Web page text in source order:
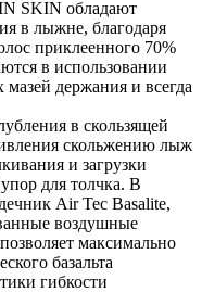
SKIN обладают
в лыжне, благодаря
приклеенного 70%
в использовании
держания и всегда
в скользящей
скольжению лыж
и загрузки
для толчка. В
Air Tec Basalitе,
воздушные
максимально
базальта
гибкости